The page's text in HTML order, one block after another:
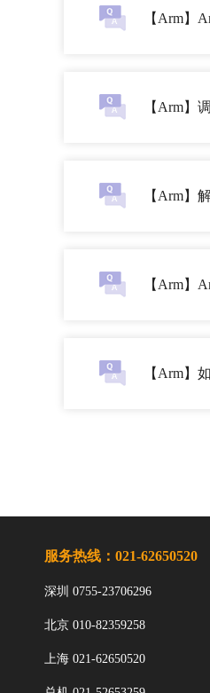
【Arm】
【Arm】
【Arm】
【Arm】
【Arm】
服务热线：021-62650520
深圳 0755-23706296
北京 010-82359258
上海 021-62650520